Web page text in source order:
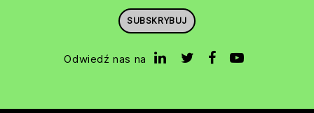
SUBSKRYBUJ
Odwiedź nas na